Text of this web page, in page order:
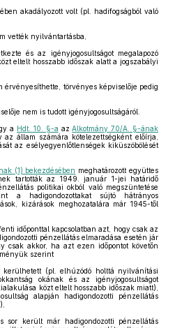
akadályozott volt (pl. hadifogságból való
vették nyilvántartásba,
és az igényjogosultságot megalapozó
eltelt hosszabb időszak alatt a jogszabályi
érvényesíthette, törvényes képviselője pedig
nem is tudott igényjogosultságáról.
a Hdt. 10. §-a azAlkotmány 70/A. §-ának
állam számára kötelezettségként előírja,
az esélyegyenlőtlenségek kiküszöbölését
(1) bekezdésében meghatározott együttes
tartották az 1949. január 1-jei határidő
politikai okból való megszüntetése
a hadigondozottakat sújtó hátrányos
kizárások meghozatalára már 1945-től
időponttal kapcsolatban azt, hogy csak az
pénzellátás elmaradása esetén jár
csak akkor, ha azt ezen időpontot követőn
szerint
kerülhetett (pl. elhúzódó holttá nyilvánítási
okának és az igényjogosultságot
közt eltelt hosszabb időszak miatt),
alapján hadigondozotti pénzellátás
sor került már hadigondozotti pénzellátás